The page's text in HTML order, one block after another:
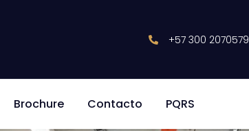
+57 300 2070579
Brochure Contacto PQRS